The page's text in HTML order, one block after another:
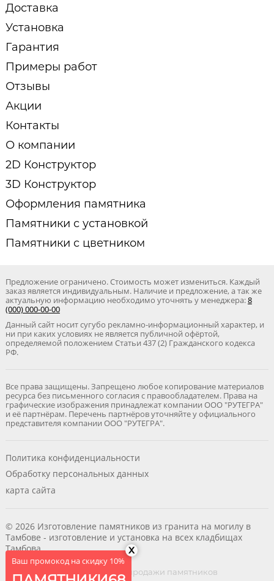
Доставка
Установка
Гарантия
Примеры работ
Отзывы
Акции
Контакты
О компании
2D Конструктор
3D Конструктор
Оформления памятника
Памятники с установкой
Памятники с цветником
Предложение ограничено. Стоимость может измениться. Каждый
заказ является индивидуальным. Наличие и предложение, а так же
актуальную информацию необходимо уточнять у менеджера:8
(000) 000-00-00
Данный сайт носит сугубо рекламно-информационный характер, и
ни при каких условиях не является публичной офёртой,
определяемой положением Статьи 437 (2) Гражданского кодекса
РФ.
Все права защищены. Запрещено любое копирование материалов
ресурса без письменного согласия с правообладателем. Права на
графические изображения принадлежат компании ООО "РУТЕГРА"
и её партнёрам. Перечень партнёров уточняйте у официального
представителя компании ООО "РУТЕГРА".
Политика конфиденциальности
Обработку персональных данных
карта сайта
© 2026 Изготовление памятников из гранита на могилу в
Тамбове - изготовление и установка на всех кладбищах
Тамбова
- делаем сайты для продажи памятников
x
Ваш промокод на скидку 10%